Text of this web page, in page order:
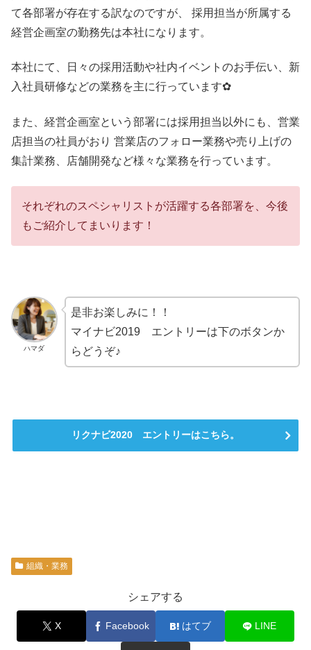
て各部署が存在する訳なのですが、 採用担当が所属する
経営企画室の勤務先は本社になります。
本社にて、日々の採用活動や社内イベントのお手伝い、新
入社員研修などの業務を主に行っています✿
また、経営企画室という部署には採用担当以外にも、営業
店担当の社員がおり 営業店のフォロー業務や売り上げの
集計業務、店舗開発など様々な業務を行っています。
それぞれのスペシャリストが活躍する各部署を、今後
もご紹介してまいります！
ハマダ
是非お楽しみに！！
マイナビ2019 エントリーは下のボタンか
らどうぞ♪
リクナビ2020 エントリーはこちら。
組織・業務
シェアする
X Facebook はてブ LINE